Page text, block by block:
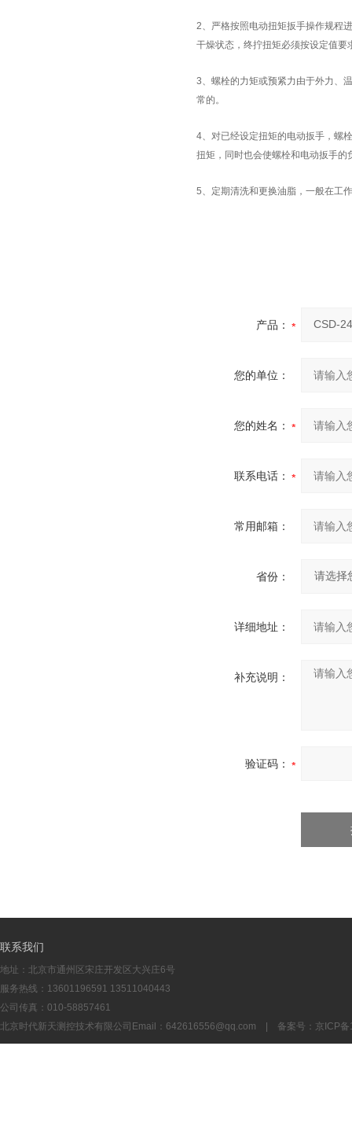
2、严格按照电动扭矩扳手操作规程
干燥状态，终拧扭矩必须按设定值要
3、螺栓的力矩或预紧力由于外力、
常的。
4、对已经设定扭矩的电动扳手，螺
扭矩，同时也会使螺栓和电动扳手的
5、定期清洗和更换油脂，一般在工
产品：
您的单位：
您的姓名：
联系电话：
常用邮箱：
省份：
详细地址：
补充说明：
验证码：
联系我们
地址：北京市通州区宋庄开发区大兴庄6号
服务热线：13601196591 13511040443
公司传真：010-58857461
北京时代新天测控技术有限公司Email： 642616556@qq.com | 备案号： 京ICP